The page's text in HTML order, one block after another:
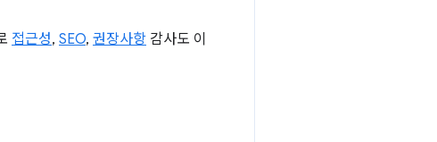
접근성, SEO, 권장사항 감사도 이